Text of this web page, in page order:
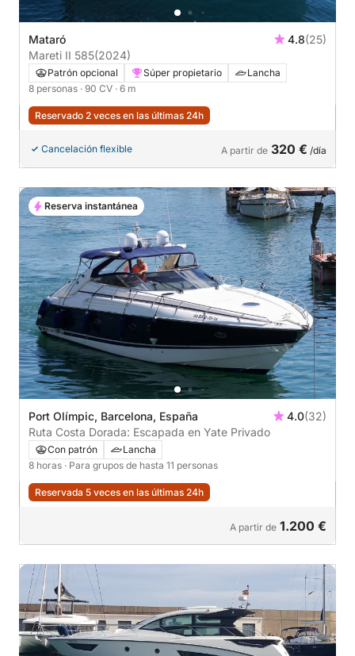
Mataró 4.8(25)
Mareti II 585(2024)
Patrón opcional Súper propietario
Lancha
8 personas · 90 CV · 6 m
Reservado 2 veces en las últimas 24h
Cancelación flexible A partir de 320 € /día
Port Olímpic, Barcelona, España 4.0(32)
Ruta Costa Dorada: Escapada en Yate Privado
Con patrón
Lancha
8 horas · Para grupos de hasta 11 personas
Reservada 5 veces en las últimas 24h
A partir de 1.200 €
Reserva instantánea